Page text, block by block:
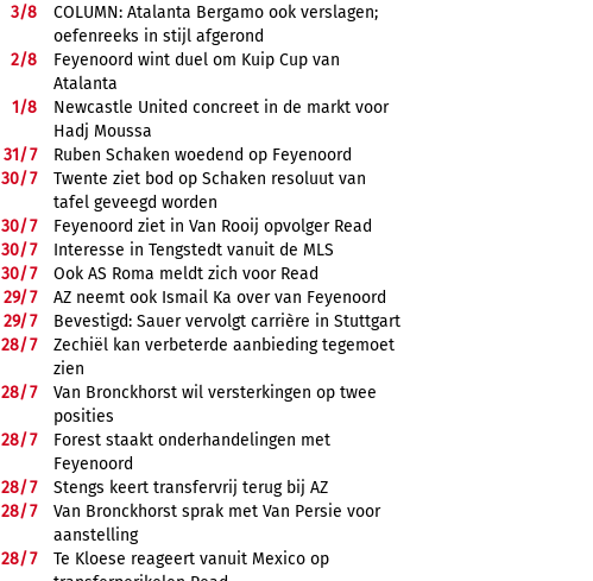
3/8
COLUMN: Atalanta Bergamo ook verslagen;
oefenreeks in stijl afgerond
2/8
Feyenoord wint duel om Kuip Cup van
Atalanta
1/8
Newcastle United concreet in de markt voor
Hadj Moussa
31/7
Ruben Schaken woedend op Feyenoord
30/7
Twente ziet bod op Schaken resoluut van
tafel geveegd worden
30/7
Feyenoord ziet in Van Rooij opvolger Read
30/7
Interesse in Tengstedt vanuit de MLS
30/7
Ook AS Roma meldt zich voor Read
29/7
AZ neemt ook Ismail Ka over van Feyenoord
29/7
Bevestigd: Sauer vervolgt carrière in Stuttgart
28/7
Zechiël kan verbeterde aanbieding tegemoet
zien
28/7
Van Bronckhorst wil versterkingen op twee
posities
28/7
Forest staakt onderhandelingen met
Feyenoord
28/7
Stengs keert transfervrij terug bij AZ
28/7
Van Bronckhorst sprak met Van Persie voor
aanstelling
28/7
Te Kloese reageert vanuit Mexico op